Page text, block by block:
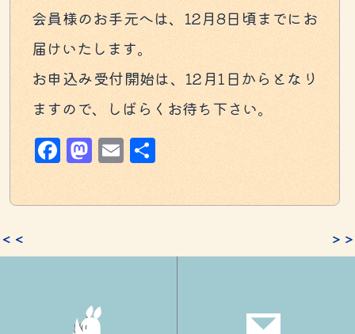
会員様のお手元へは、12月8日頃までにお
届けいたします。
お申込み受付開始は、12月1日からとなり
ますので、しばらくお待ち下さい。
Facebook
Mastodon
Email
＜＜ ＞＞